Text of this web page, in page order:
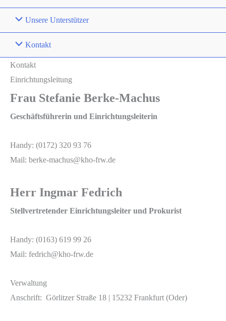
Unsere Unterstützer
Kontakt
Kontakt
Einrichtungsleitung
Frau Stefanie Berke-Machus
Geschäftsführerin und Einrichtungsleiterin
Handy: (0172) 320 93 76
Mail: berke-machus@kho-frw.de
Herr Ingmar Fedrich
Stellvertretender Einrichtungsleiter und Prokurist
Handy: (0163) 619 99 26
Mail: fedrich@kho-frw.de
Verwaltung
Anschrift: Görlitzer Straße 18 | 15232 Frankfurt (Oder)